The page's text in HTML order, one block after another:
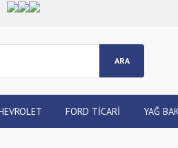
ARA
FORD TİCARİ YAĞ